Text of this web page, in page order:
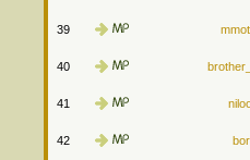
39
40
41
42